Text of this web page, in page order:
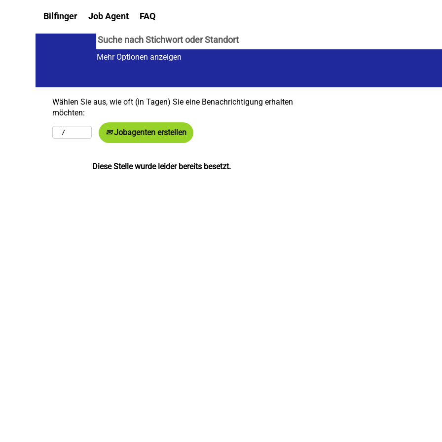
Bilfinger Job Agent FAQ
Mehr Optionen anzeigen
Wählen Sie aus, wie oft (in Tagen) Sie eine Benachrichtigung erhalten
möchten:
Jobagenten erstellen
Diese Stelle wurde leider bereits besetzt.